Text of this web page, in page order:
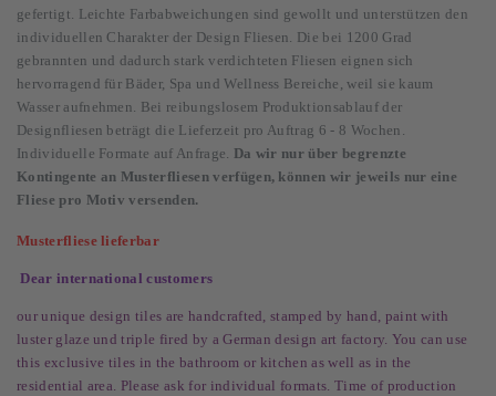
gefertigt. Leichte Farbabweichungen sind gewollt und unterstützen den
individuellen Charakter der Design Fliesen. Die bei 1200 Grad
gebrannten und dadurch stark verdichteten Fliesen eignen sich
hervorragend für Bäder, Spa und Wellness Bereiche, weil sie kaum
Wasser aufnehmen. Bei reibungslosem Produktionsablauf der
Designfliesen beträgt die Lieferzeit pro Auftrag 6 - 8 Wochen.
Individuelle Formate auf Anfrage. Da wir nur über begrenzte
Kontingente an Musterfliesen verfügen, können wir jeweils nur eine
Fliese pro Motiv versenden.
Musterfliese lieferbar
Dear international customers
our unique design tiles are handcrafted, stamped by hand, paint with
luster glaze und triple fired by a German design art factory. You can use
this exclusive tiles in the bathroom or kitchen as well as in the
residential area. Please ask for individual formats. Time of production